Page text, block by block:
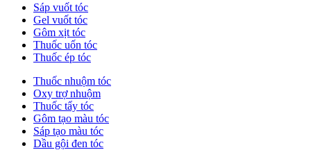
Sáp vuốt tóc
Gel vuốt tóc
Gôm xịt tóc
Thuốc uốn tóc
Thuốc ép tóc
Thuốc nhuộm tóc
Oxy trợ nhuộm
Thuốc tẩy tóc
Gôm tạo màu tóc
Sáp tạo màu tóc
Dầu gội đen tóc